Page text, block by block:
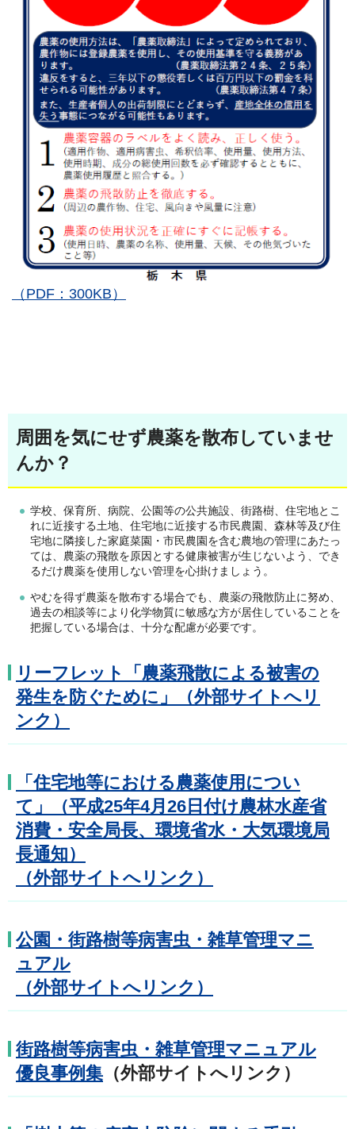
（PDF：300KB）
周囲を気にせず農薬を散布していませ
んか？
学校、保育所、病院、公園等の公共施設、街路樹、住宅地とこ
れに近接する土地、住宅地に近接する市民農園、森林等及び住
宅地に隣接した家庭菜園・市民農園を含む農地の管理にあたっ
ては、農薬の飛散を原因とする健康被害が生じないよう、でき
るだけ農薬を使用しない管理を心掛けましょう。
やむを得ず農薬を散布する場合でも、農薬の飛散防止に努め、
過去の相談等により化学物質に敏感な方が居住していることを
把握している場合は、十分な配慮が必要です。
リーフレット「農薬飛散による被害の
発生を防ぐために」（外部サイトへリ
ンク）
「住宅地等における農薬使用につい
て」（平成25年4月26日付け農林水産省
消費・安全局長、環境省水・大気環境局
長通知）
（外部サイトへリンク）
公園・街路樹等病害虫・雑草管理マニ
ュアル
（外部サイトへリンク）
街路樹等病害虫・雑草管理マニュアル
優良事例集 （外部サイトへリンク）